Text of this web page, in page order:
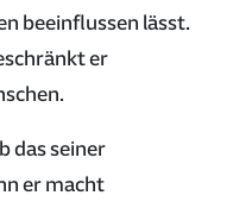
beeinflussen lässt.
er
das seiner
er macht